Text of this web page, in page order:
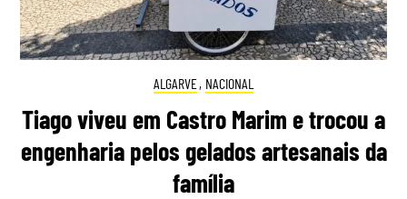
ALGARVE, NACIONAL
Tiago viveu em Castro Marim e trocou a
engenharia pelos gelados artesanais da
família